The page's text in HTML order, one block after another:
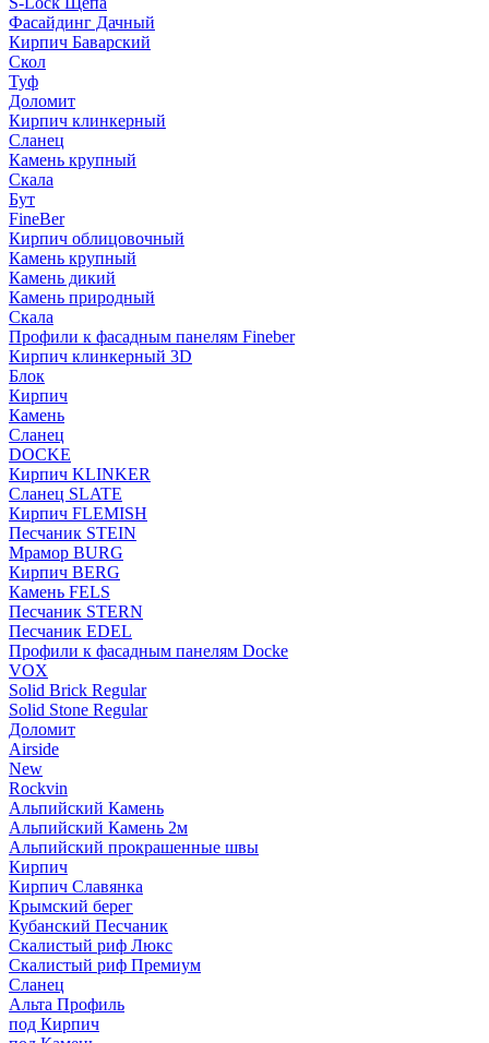
Фасайдинг Дачный
Кирпич Баварский
Скол
Туф
Доломит
Кирпич клинкерный
Сланец
Камень крупный
Скала
Бут
FineBer
Кирпич облицовочный
Камень крупный
Камень дикий
Камень природный
Скала
Профили к фасадным панелям Fineber
Кирпич клинкерный 3D
Блок
Кирпич
Камень
Сланец
DOCKE
Кирпич KLINKER
Сланец SLATE
Кирпич FLEMISH
Пес­ча­ник STEIN
Мрамор BURG
Кирпич BERG
Камень FELS
Пес­ча­ник STERN
Пес­ча­ник EDEL
Профили к фасадным панелям Docke
VOX
Solid Brick Regular
Solid Stone Regular
Доломит
Airside
New
Rockvin
Альпийский Камень
Альпийский Камень 2м
Альпийский прокрашенные швы
Кирпич
Кирпич Славянка
Крымский берег
Кубанский Песчаник
Скалистый риф Люкс
Скалистый риф Премиум
Сланец
Альта Профиль
под Кирпич